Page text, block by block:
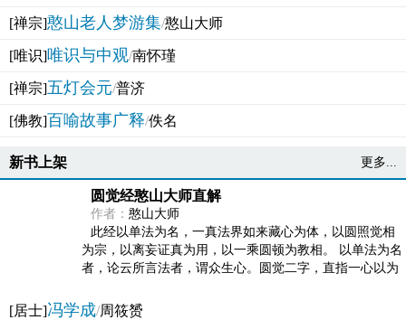
[禅宗]憨山老人梦游集/憨山大师
[唯识]唯识与中观/南怀瑾
[禅宗]五灯会元/普济
[佛教]百喻故事广释/佚名
新书上架 更多...
圆觉经憨山大师直解
作者： 憨山大师
此经以单法为名，一真法界如来藏心为体，以圆照觉相
为宗，以离妄证真为用，以一乘圆顿为教相。 以单法为名
者，论云所言法者，谓众生心。圆觉二字，直指一心以为
[居士]冯学成/周筱赟